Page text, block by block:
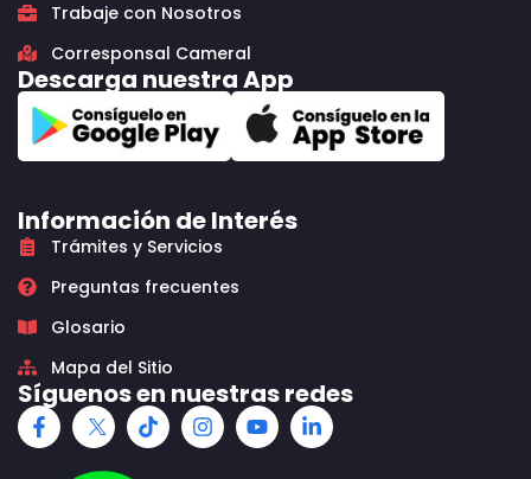
Trabaje con Nosotros
Corresponsal Cameral
Descarga nuestra App
Información de Interés
Trámites y Servicios
Preguntas frecuentes
Glosario
Mapa del Sitio
Síguenos en nuestras redes